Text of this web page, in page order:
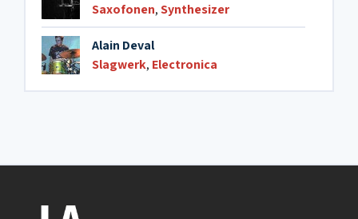
Saxofonen,Synthesizer
Alain Deval
Slagwerk, Electronica